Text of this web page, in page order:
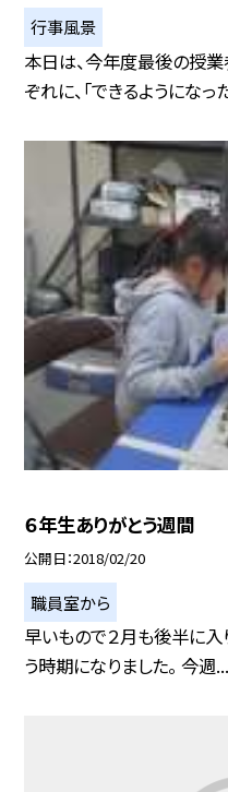
行事風景
本日は、今年度最後の授
ぞれに、「できるようになっ
６年生ありがとう週間
公開日 2018/02/20
職員室から
早いもので２月も後半に入
う時期になりました。 今週...